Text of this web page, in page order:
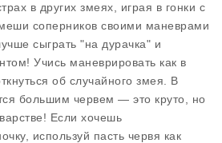
в других змеях, играя в гонки с
соперников своими маневрами
сыграть "на дурачка" и
Учись маневрировать как в
об случайного змея. В
большим червем — это круто, но
Если хочешь
используй пасть червя как